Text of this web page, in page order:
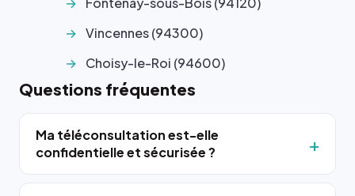
Vincennes (94300)
Choisy-le-Roi (94600)
Questions fréquentes
Ma téléconsultation est-elle
confidentielle et sécurisée ?